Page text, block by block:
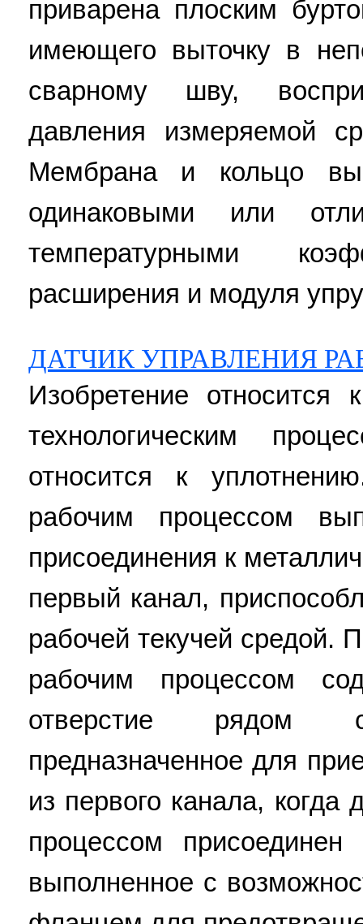
приварена плоским
имеющего выточку в
сварному шву,
давления измеряемой
Мембрана и кольцо
одинаковыми или
температурными
расширения и модуля
ДАТЧИК УПРАВЛЕНИЯ
Изобретение относится
технологическим
относится к
рабочим процессом
присоединения к
первый канал,
рабочей текучей средой.
рабочим процессом
отверстие рядом
предназначенное для
из первого канала, когда
процессом
выполненное с